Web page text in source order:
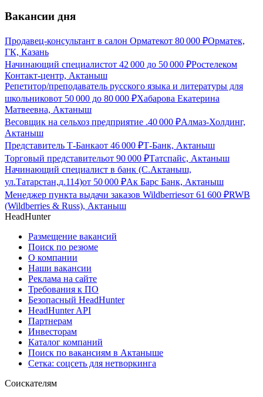
Вакансии дня
Продавец-консультант в салон Орматекот 80 000 ₽Орматек,
ГК, Казань
Начинающий специалистот 42 000 до 50 000 ₽Ростелеком
Контакт-центр, Актаныш
Репетитор/преподаватель русского языка и литературы для
школьниковот 50 000 до 80 000 ₽Хабарова Екатерина
Матвеевна, Актаныш
Весовщик на сельхоз предприятие .40 000 ₽Алмаз-Холдинг,
Актаныш
Представитель Т-Банкаот 46 000 ₽Т-Банк, Актаныш
Торговый представительот 90 000 ₽Татспайс, Актаныш
Начинающий специалист в банк (С.Актаныш,
ул.Татарстан,д.114)от 50 000 ₽Ак Барс Банк, Актаныш
Менеджер пункта выдачи заказов Wildberriesот 61 600 ₽RWB
(Wildberries & Russ), Актаныш
HeadHunter
Размещение вакансий
Поиск по резюме
О компании
Наши вакансии
Реклама на сайте
Требования к ПО
Безопасный HeadHunter
HeadHunter API
Партнерам
Инвесторам
Каталог компаний
Поиск по вакансиям в Актаныше
Сетка: соцсеть для нетворкинга
Соискателям